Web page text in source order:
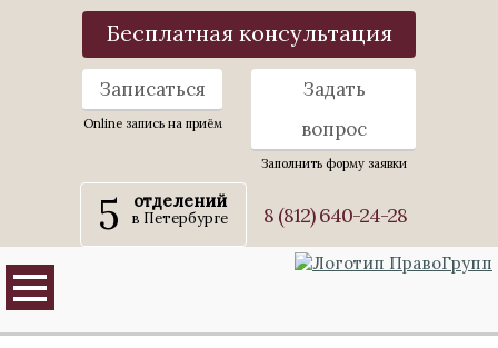
Бесплатная консультация
Записаться
Online запись на приём
Задать
вопрос
Заполнить форму заявки
5 отделений
в Петербурге 8 (812) 640-24-28